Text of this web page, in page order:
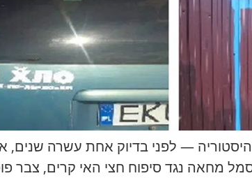
— לפני בדיוק אחת עשרה
מחאה נגד סיפוח חצי האי קרים, צבר